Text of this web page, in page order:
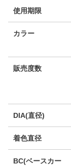
使用期限
カラー
販売度数
DIA(直径)
着色直径
BC(ベースカー